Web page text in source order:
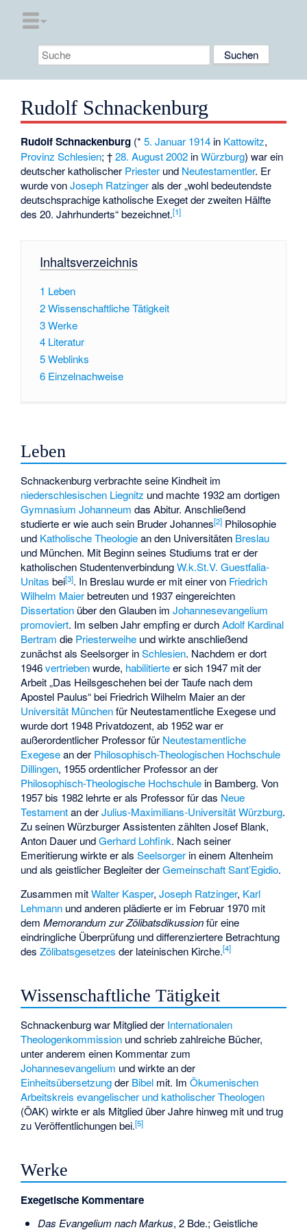
Rudolf Schnackenburg
Rudolf Schnackenburg (*5. Januar 1914 in Kattowitz,
Provinz Schlesien; †28. August 2002 inWürzburg) war ein
deutscher katholischer Priester und Neutestamentler. Er
wurde vonJoseph Ratzingerals der „wohl bedeutendste
deutschsprachige katholische Exeget der zweiten Hälfte
des 20. Jahrhunderts“ bezeichnet.[1]
Inhaltsverzeichnis
1 Leben
2Wissenschaftliche Tätigkeit
3Werke
4 Literatur
5Weblinks
6 Einzelnachweise
Leben
Schnackenburg verbrachte seine Kindheit im
niederschlesischen Liegnitz und machte 1932 am dortigen
Gymnasium Johanneum das Abitur. Anschließend
studierte er wie auch sein Bruder Johannes[2] Philosophie
und Katholische Theologiean den Universitäten Breslau
und München. Mit Beginn seines Studiums trat er der
katholischen StudentenverbindungW.k.St.V. Guestfalia-
Unitas bei[3]. In Breslau wurde er mit einer von Friedrich
Wilhelm Maierbetreuten und 1937 eingereichten
Dissertation über den Glauben imJohannesevangelium
promoviert. Im selben Jahr empfing er durchAdolf Kardinal
Bertram die Priesterweihe und wirkte anschließend
zunächst als Seelsorger inSchlesien. Nachdem er dort
1946vertriebenwurde, habilitierteer sich 1947 mit der
Arbeit „Das Heilsgeschehen bei der Taufe nach dem
Apostel Paulus“ bei Friedrich Wilhelm Maier an der
Universität Münchenfür Neutestamentliche Exegese und
wurde dort 1948 Privatdozent, ab 1952 war er
außerordentlicher Professor für Neutestamentliche
Exegesean der Philosophisch-Theologischen Hochschule
Dillingen, 1955 ordentlicher Professor an der
Philosophisch-Theologische Hochschule in Bamberg. Von
1957 bis 1982 lehrte er als Professor für das Neue
Testamentan derJulius-Maximilians-Universität Würzburg.
Zu seinen Würzburger Assistenten zähltenJosef Blank,
Anton Dauer undGerhard Lohfink. Nach seiner
Emeritierung wirkte er alsSeelsorger in einem Altenheim
und als geistlicher Begleiter derGemeinschaft Sant’Egidio.
Zusammen mitWalter Kasper,Joseph Ratzinger, Karl
Lehmann und anderen plädierte er im Februar 1970 mit
demMemorandum zur Zölibatsdikussionfür eine
eindringliche Überprüfung und differenziertere Betrachtung
desZölibatsgesetzes der lateinischen Kirche.[4]
Wissenschaftliche Tätigkeit
Schnackenburg war Mitglied der Internationalen
Theologenkommission und schrieb zahlreiche Bücher,
unter anderem einen Kommentar zum
Johannesevangelium und wirkte an der
Einheitsübersetzungder Bibel mit. ImÖkumenischen
Arbeitskreis evangelischer und katholischer Theologen
(ÖAK) wirkte er als Mitglied über Jahre hinweg mit und trug
zu Veröffentlichungen bei.[5]
Werke
Exegetische Kommentare
Das Evangelium nach Markus, 2 Bde.; Geistliche